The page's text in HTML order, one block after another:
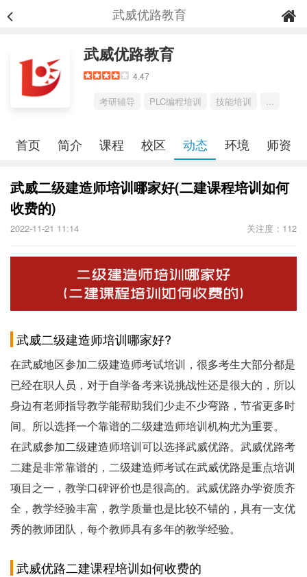
武威优路教育
武威优路教育
4.47
考研辅导 PLC编程培训 技能培训 ...
首页 简介 课程 校区 动态 环境 师资
武威二级建造师培训哪家好(二建课程培训如何
收费的)
2022-11-21 11:14 关注度：112
武威二级建造师培训哪家好?
在武威地区参加二级建造师考试培训，很多考生大部分都是
已经在职人员，对于自学备考来说挑战性还是很大的，所以
身边有老师指导教学能帮助我们少走不少弯路，节省更多时
间。所以选择一个靠谱的二级建造师培训机构尤为重要。
在武威参加二级建造师培训可以选择武威优路。武威优路考
二建是非常靠谱的，二级建造师考试在武威优路是重点培训
项目之一，教学口碑评价也是很高的。武威优路办学资质齐
全，教学经验丰富，教学质量也是比较不错的，具有一支优
秀的教师团队，每个教师具有多年的教学经验。
武威优路二建课程培训如何收费的